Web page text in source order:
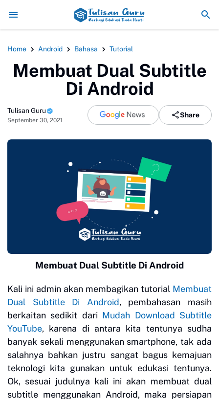
4 Rekomendasi Parfume7 Macam Najis 4 Golongan Yang Di
Home Android Bahasa Tutorial
Membuat Dual Subtitle
Di Android
Tulisan Guru
September 30, 2021
Share
Membuat Dual Subtitle Di Android
Kali ini admin akan membagikan tutorial Membuat
Dual Subtitle Di Android, pembahasan masih
berkaitan sedikit dari Mudah Download Subtitle
YouTube, karena di antara kita tentunya sudha
banyak sekali menggunakan smartphone, tak ada
salahnya bahkan justru sangat bagus kemajuan
teknologi kita gunakan untuk edukasi tentunya.
Ok, sesuai judulnya kali ini akan membuat dual
subtitle menggunakan Android, maka persiapan